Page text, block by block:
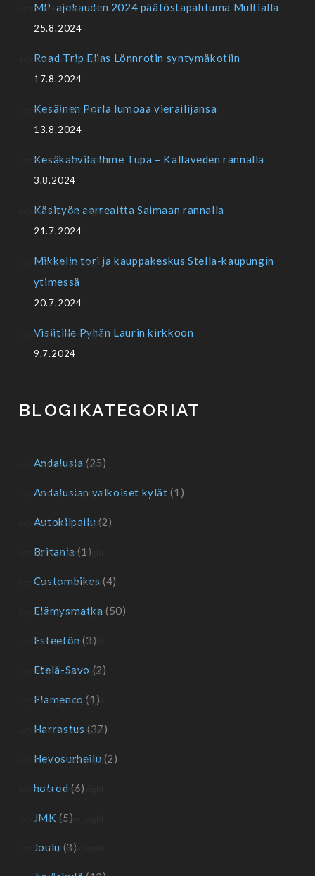
MP-ajokauden 2024 päätöstapahtuma Multialla
25.8.2024
Road Trip Elias Lönnrotin syntymäkotiin
17.8.2024
Kesäinen Porla lumoaa vierailijansa
13.8.2024
Kesäkahvila Ihme Tupa – Kallaveden rannalla
3.8.2024
Käsityön aarreaitta Saimaan rannalla
21.7.2024
Mikkelin tori ja kauppakeskus Stella-kaupungin
ytimessä
20.7.2024
Visiitille Pyhän Laurin kirkkoon
9.7.2024
BLOGIKATEGORIAT
Andalusia (25)
Andalusian valkoiset kylät (1)
Autokilpailu (2)
Britania (1)
Custombikes (4)
Elämysmatka (50)
Esteetön (3)
Etelä-Savo (2)
Flamenco (1)
Harrastus (37)
Hevosurheilu (2)
hotrod (6)
JMK (5)
Joulu (3)